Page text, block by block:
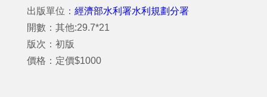
出版單位： 經濟部水利署水利規劃分署
開數：其他:29.7*21
版次：初版
價格：定價$1000